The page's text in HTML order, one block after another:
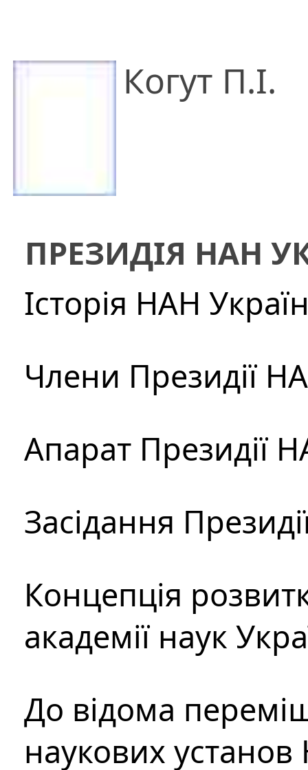
Когут П.І.
ПРЕЗИДІЯ НАН
Історія НАН
Члени Президії
Апарат Президії
Засідання
Концепція
академії наук
До відома
наукових установ